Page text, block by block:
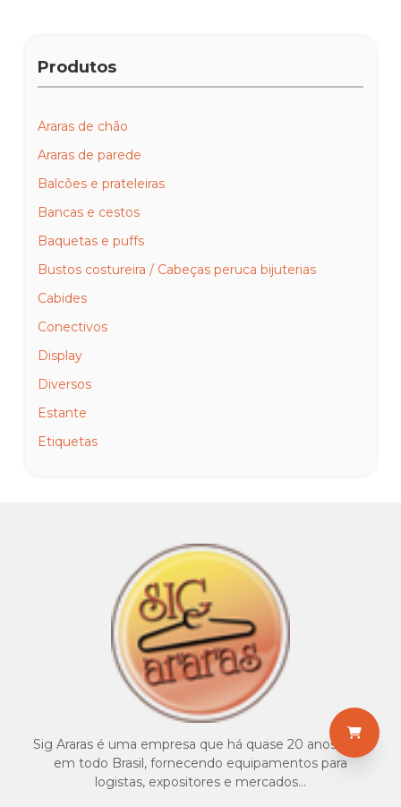
Produtos
Araras de chão
Araras de parede
Balcões e prateleiras
Bancas e cestos
Baquetas e puffs
Bustos costureira / Cabeças peruca bijuterias
Cabides
Conectivos
Display
Diversos
Estante
Etiquetas
Linha painel canaletado
Linha ponto premium
Linha V60-V50 barra
Manequim bege bebê, infantil e juvenil
Manequim branco bebê, infantil e juvenil
Manequim especial brilho
Manequim feminino fibra
Sig Araras é uma empresa que há quase 20 anos atua
em todo Brasil, fornecendo equipamentos para
logistas, expositores e mercados...